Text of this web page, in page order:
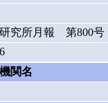
究所月報 第800号
関名